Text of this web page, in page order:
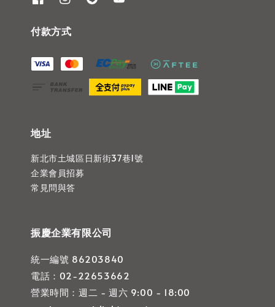
付款方式
地址
新北市土城區日新街37巷1號
企業會員招募
常見問與答
振慶企業有限公司
統一編號 86203840
電話：02-22653662
營業時間：週二 - 週六 9:00 - 18:00